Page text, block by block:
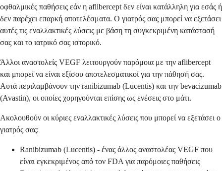
οφθαλμικές παθήσεις εάν η aflibercept δεν είναι κατάλληλη για εσάς ή
δεν παρέχει επαρκή αποτελέσματα. Ο γιατρός σας μπορεί να εξετάσει
αυτές τις εναλλακτικές λύσεις με βάση τη συγκεκριμένη κατάστασή
σας και το ιατρικό σας ιστορικό.
Άλλοι αναστολείς VEGF λειτουργούν παρόμοια με την aflibercept
και μπορεί να είναι εξίσου αποτελεσματικοί για την πάθησή σας.
Αυτά περιλαμβάνουν την ranibizumab (Lucentis) και την bevacizumab
(Avastin), οι οποίες χορηγούνται επίσης ως ενέσεις στο μάτι.
Ακολουθούν οι κύριες εναλλακτικές λύσεις που μπορεί να εξετάσει ο
γιατρός σας:
Ranibizumab (Lucentis) - ένας άλλος αναστολέας VEGF που
είναι εγκεκριμένος από τον FDA για παρόμοιες παθήσεις